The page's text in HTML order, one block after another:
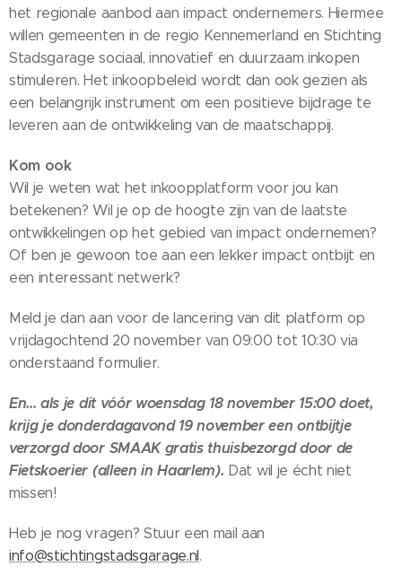
het regionale aanbod aan impact ondernemers. Hiermee
willen gemeenten in de regio Kennemerland en Stichting
Stadsgarage sociaal, innovatief en duurzaam inkopen
stimuleren. Het inkoopbeleid wordt dan ook gezien als
een belangrijk instrument om een positieve bijdrage te
leveren aan de ontwikkeling van de maatschappij.
Kom ook
Wil je weten wat het inkoopplatform voor jou kan
betekenen? Wil je op de hoogte zijn van de laatste
ontwikkelingen op het gebied van impact ondernemen?
Of ben je gewoon toe aan een lekker impact ontbijt en
een interessant netwerk?
Meld je dan aan voor de lancering van dit platform op
vrijdagochtend 20 november van 09:00 tot 10:30 via
onderstaand formulier.
En... als je dit vóór woensdag 18 november 15:00 doet,
krijg je donderdagavond 19 november een ontbijtje
verzorgd door SMAAK gratis thuisbezorgd door de
Fietskoerier (alleen in Haarlem). Dat wil je écht niet
missen! 😉
Heb je nog vragen? Stuur een mail aan
info@stichtingstadsgarage.nl.